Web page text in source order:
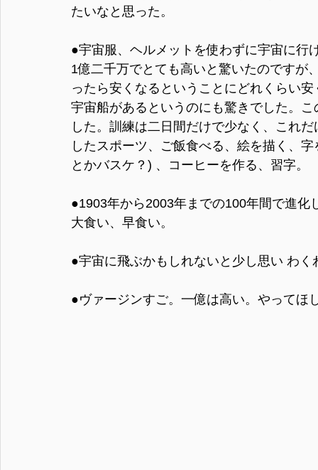
たいなと思った。
●宇宙服、ヘルメットを使わずに宇宙に行
1億二千万でとても高いと驚いたのですが
ったら安くなるということにどれくらい
宇宙船があるというのにも驚きでした。
した。訓練は二日間だけで少なく、これ
したスポーツ、ご飯食べる、絵を描く、
とかバスケ？) 、コーヒーを作る、習字。
●1903年から2003年までの100年間で進
大食い、早食い。
●宇宙に⾶ぶかもしれないと少し思い わく
●ヴァージンすご。一億は高い。やってほ